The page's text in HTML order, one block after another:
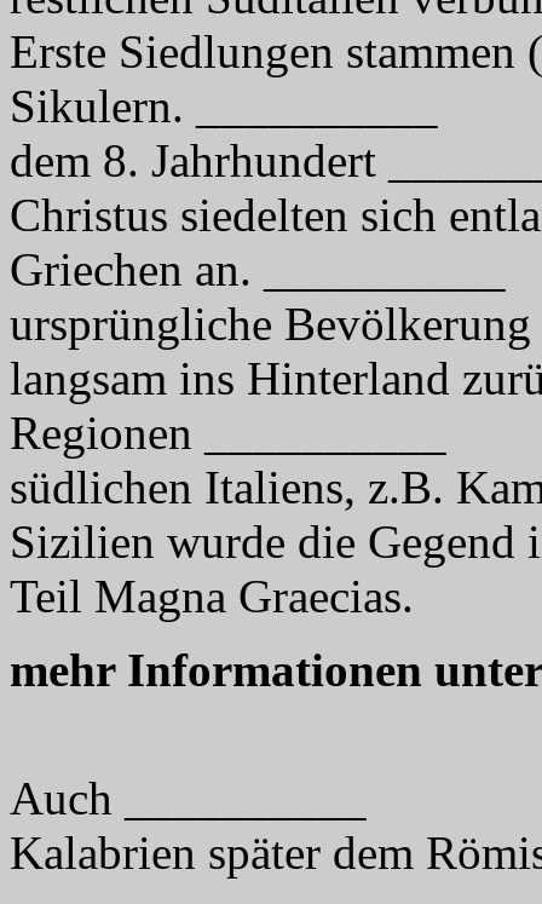
Erste Siedlungen
Sikulern. __________
dem 8. Jahrhundert
Christus siedelten sich
Griechen an. __________
ursprüngliche
langsam ins Hinterland
Regionen __________
südlichen Italiens, z.B.
Sizilien wurde die Gegend
Teil Magna Graecias.
mehr Informationen
Auch __________
Kalabrien später dem